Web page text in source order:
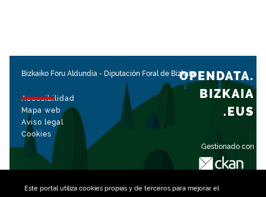
Este portal utiliza cookiespropias y de terceros para mejorar el
Bizkaiko Foru Aldundia - Diputación Foral de Bizkaia
Accesibilidad
Mapa web
Aviso legal
Cookies
Gestionado con
OPENDATA.
BIZKAIA
.EUS